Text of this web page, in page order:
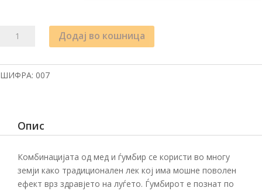
ПРИРОДЕН
ЃУМБИР
Додај во кошница
ШИФРА: 007
Опис
Комбинацијата од мед и ѓумбир се користи во многу
земји како традиционален лек кој има мошне поволен
ефект врз здравјето на луѓето. Ѓумбирот е познат по